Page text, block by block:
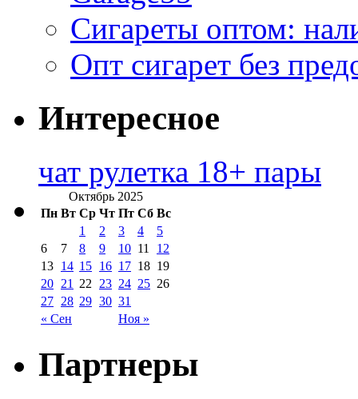
Сигареты оптом:
Опт сигарет без
Интересное
чат рулетка 18+ пары
Октябрь 2025
Пн Вт Ср Чт Пт Сб Вс
« Сен Ноя »
1 2 3 4
5
6
7 8 9 10 11
12
13 14 15 16 17 18 19
20 21 22 23 24 25 26
27 28 29 30 31
Партнеры